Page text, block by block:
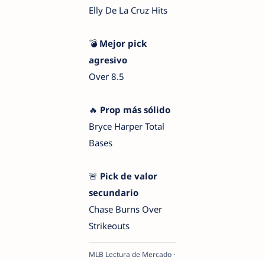
Elly De La Cruz Hits
💣 Mejor pick
agresivo
Over 8.5
🔥 Prop más sólido
Bryce Harper Total
Bases
🚨 Pick de valor
secundario
Chase Burns Over
Strikeouts
MLB Lectura de Mercado ·